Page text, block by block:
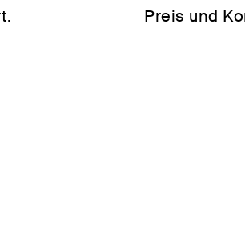
Preis und